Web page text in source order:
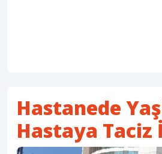
Hastanede
Hastaya Taciz